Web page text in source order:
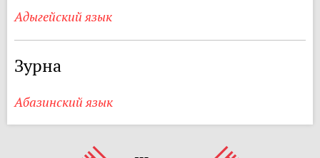
Адыгейский язык
Зурна
Абазинский язык